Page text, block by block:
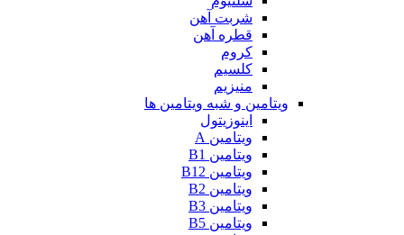
شربت آهن
قطره آهن
کروم
کلسیم
منیزیم
ویتامین و شبه ویتامین ها
اینوزیتول
ویتامین A
ویتامین B1
ویتامین B12
ویتامین B2
ویتامین B3
ویتامین B5